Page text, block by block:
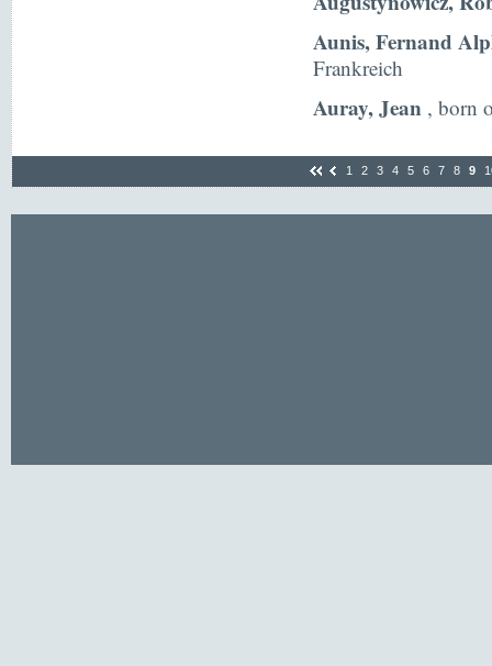
Aunis, Fernand
Frankreich
Auray, Jean , born
1 2 3 4 5 6 7 8 9